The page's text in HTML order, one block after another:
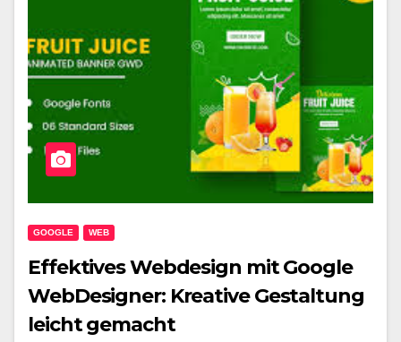
GOOGLE WEB
Effektives Webdesign mit Google
WebDesigner: Kreative Gestaltung
leicht gemacht